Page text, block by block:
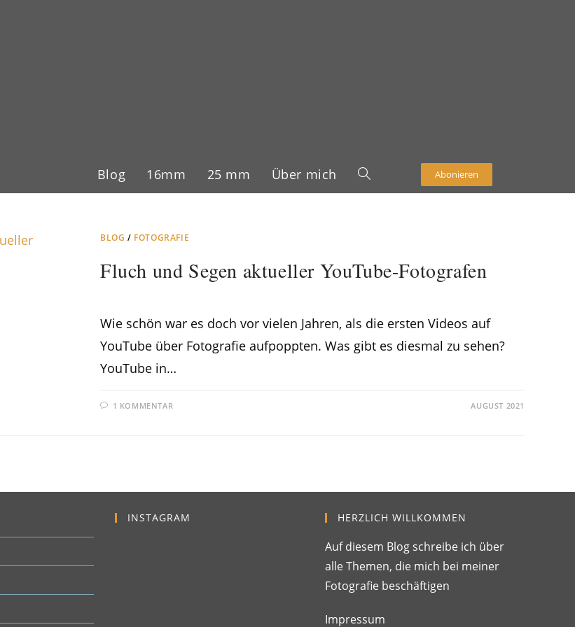
Blog 16mm 25 mm Über mich Abonieren
BLOG / FOTOGRAFIE
Fluch und Segen aktueller YouTube-Fotografen
Wie schön war es doch vor vielen Jahren, als die ersten Videos auf
YouTube über Fotografie aufpoppten. Was gibt es diesmal zu sehen?
YouTube in…
1 KOMMENTAR AUGUST 2021
INSTAGRAM HERZLICH WILLKOMMEN
Auf diesem Blog schreibe ich über
alle Themen, die mich bei meiner
Fotografie beschäftigen
Impressum